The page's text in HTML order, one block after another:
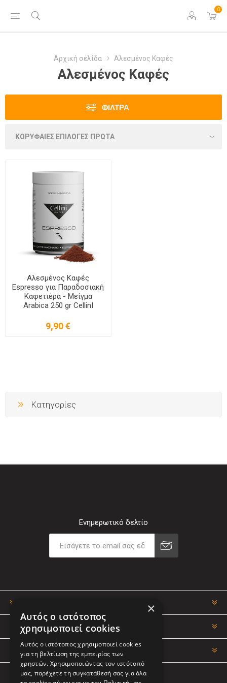
0
Αρχική σελίδα Αλεσμένος Καφές
Αλεσμένος Καφές
ΦΊΛΤΡΑ
Αλεσμένος Καφές
Espresso για Παραδοσιακή
Καφετιέρα - Μείγμα
Arabica 250 gr CellinI
9,90 €
Κατηγορίες
Ενημερωτικό δελτίο
Ο ΛΟΓΑΡΙΑΣΜΌΣ ΜΟΥ
ΕΡΓΑΛΕΊΑ ΣΕΛΊΔΑΣ
×
Αυτός ο ιστότοπος
χρησιμοποιεί cookies
Αυτός ο ιστότοπος χρησιμοποιεί cookies
για τη βελτίωση της εμπειρίας των
χρηστών. Χρησιμοποιώντας τον ιστότοπό
μας, παρέχετε τη συγκατάθεσή σας για όλα